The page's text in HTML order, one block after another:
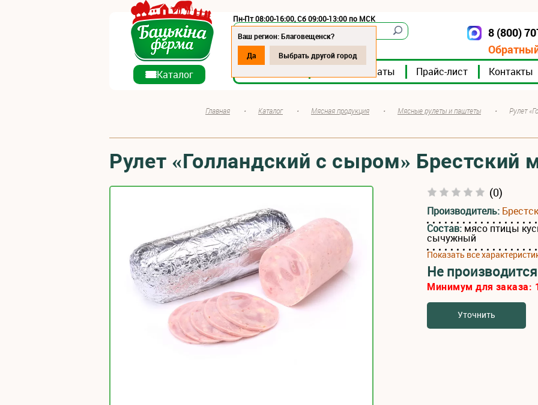
Пн-Пт 08:00-16:00, Сб 09:00-13:00 по МСК
Мясокомбинаты Прайс-лист Контакты
8 (800)
Ваш регион: Благовещенск?
Да
Выбрать другой город
Каталог
Главная • Каталог • Мясная продукция • Мясные рулеты и паштеты • Рулет
Рулет «Голландский с сыром» Брестский
(0)
Производитель:
Состав: мясо птицы
сычужный
Показать все
Не производится
Минимум для заказа:
Уточнить